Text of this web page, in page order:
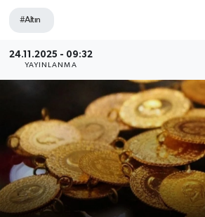
#Altın
24.11.2025 - 09:32
YAYINLANMA
Gündem
Magazin
Siyaset
Spor
Teknoloji
Son Dakika Haberleri
Haber Arşivi